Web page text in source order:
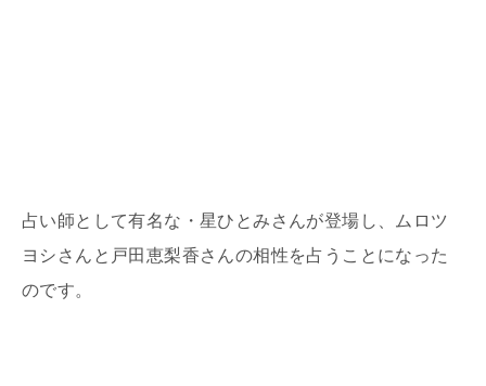
占い師として有名な・星ひとみさんが登場し、ムロツ
ヨシさんと戸田恵梨香さんの相性を占うことになった
のです。